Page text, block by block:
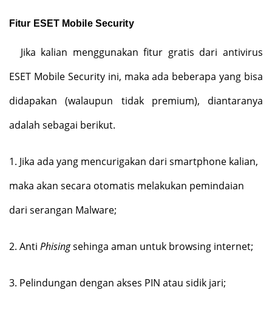
Fitur ESET Mobile Security
Jika kalian menggunakan fitur gratis dari antivirus
ESET Mobile Security ini, maka ada beberapa yang bisa
didapakan (walaupun tidak premium), diantaranya
adalah sebagai berikut.
1. Jika ada yang mencurigakan dari smartphone kalian,
maka akan secara otomatis melakukan pemindaian
dari serangan Malware;
2. Anti Phisingsehinga aman untuk browsing internet;
3. Pelindungan dengan akses PIN atau sidik jari;